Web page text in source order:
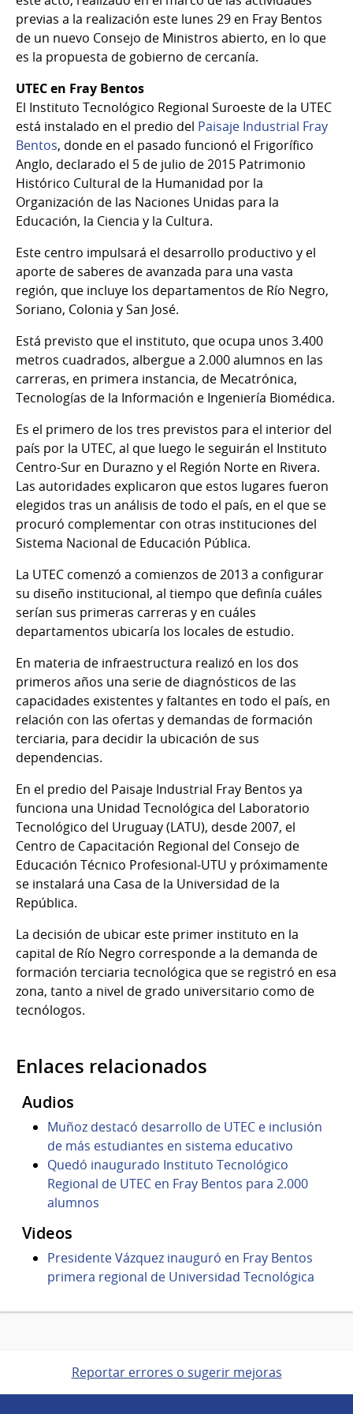
previas a la realización este lunes 29 en Fray Bentos
de un nuevo Consejo de Ministros abierto, en lo que
es la propuesta de gobierno de cercanía.
UTEC en Fray Bentos
El Instituto Tecnológico Regional Suroeste de la UTEC
está instalado en el predio del Paisaje Industrial Fray
Bentos, donde en el pasado funcionó el Frigorífico
Anglo, declarado el 5 de julio de 2015 Patrimonio
Histórico Cultural de la Humanidad por la
Organización de las Naciones Unidas para la
Educación, la Ciencia y la Cultura.
Este centro impulsará el desarrollo productivo y el
aporte de saberes de avanzada para una vasta
región, que incluye los departamentos de Río Negro,
Soriano, Colonia y San José.
Está previsto que el instituto, que ocupa unos 3.400
metros cuadrados, albergue a 2.000 alumnos en las
carreras, en primera instancia, de Mecatrónica,
Tecnologías de la Información e Ingeniería Biomédica.
Es el primero de los tres previstos para el interior del
país por la UTEC, al que luego le seguirán el Instituto
Centro-Sur en Durazno y el Región Norte en Rivera.
Las autoridades explicaron que estos lugares fueron
elegidos tras un análisis de todo el país, en el que se
procuró complementar con otras instituciones del
Sistema Nacional de Educación Pública.
La UTEC comenzó a comienzos de 2013 a configurar
su diseño institucional, al tiempo que definía cuáles
serían sus primeras carreras y en cuáles
departamentos ubicaría los locales de estudio.
En materia de infraestructura realizó en los dos
primeros años una serie de diagnósticos de las
capacidades existentes y faltantes en todo el país, en
relación con las ofertas y demandas de formación
terciaria, para decidir la ubicación de sus
dependencias.
En el predio del Paisaje Industrial Fray Bentos ya
funciona una Unidad Tecnológica del Laboratorio
Tecnológico del Uruguay (LATU), desde 2007, el
Centro de Capacitación Regional del Consejo de
Educación Técnico Profesional-UTU y próximamente
se instalará una Casa de la Universidad de la
República.
La decisión de ubicar este primer instituto en la
capital de Río Negro corresponde a la demanda de
formación terciaria tecnológica que se registró en esa
zona, tanto a nivel de grado universitario como de
tecnólogos.
Enlaces relacionados
Audios
Muñoz destacó desarrollo de UTEC e inclusión
de más estudiantes en sistema educativo
Quedó inaugurado Instituto Tecnológico
Regional de UTEC en Fray Bentos para 2.000
alumnos
Videos
Presidente Vázquez inauguró en Fray Bentos
primera regional de Universidad Tecnológica
Reportar errores o sugerir mejoras